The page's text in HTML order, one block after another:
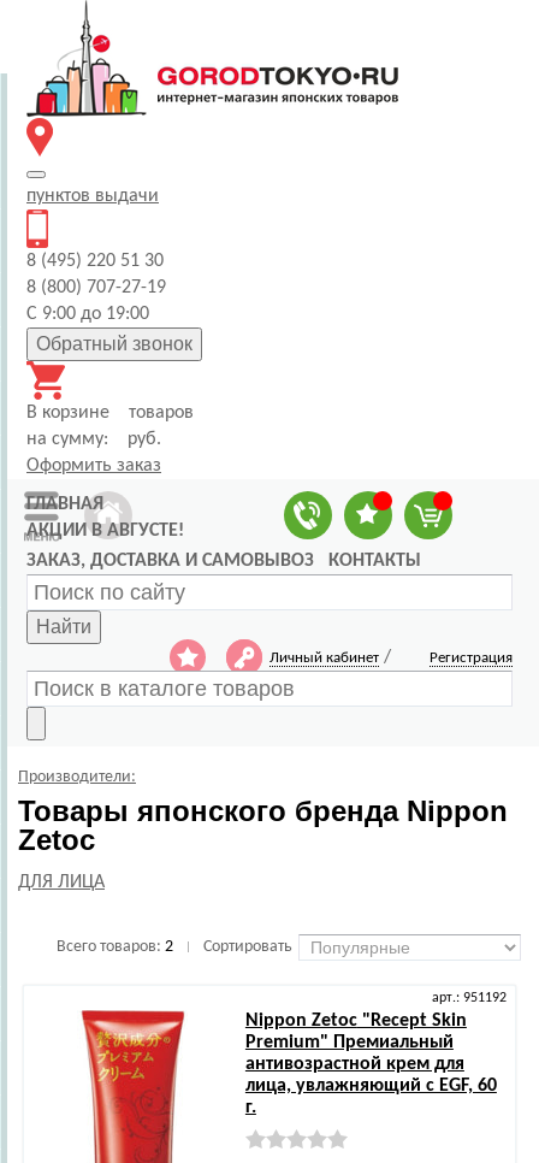
пунктов выдачи
8 (495) 220 51 30
8 (800) 707-27-19
С 9:00 до 19:00
Обратный звонок
В корзине
товаров
на сумму:
руб.
Оформить заказ
ГЛАВНАЯ
АКЦИИ В АВГУСТЕ!
ЗАКАЗ, ДОСТАВКА И САМОВЫВОЗ
КОНТАКТЫ
Найти
Личный кабинет / Регистрация
Производители:
Товары японского бренда Nippon
Zetoc
ДЛЯ ЛИЦА
Всего товаров: 2 Сортировать
арт.: 951192
Nippon Zetoc"Recept Skin
Premium" Премиальный
антивозрастной крем для
лица, увлажняющий с EGF, 60
г.